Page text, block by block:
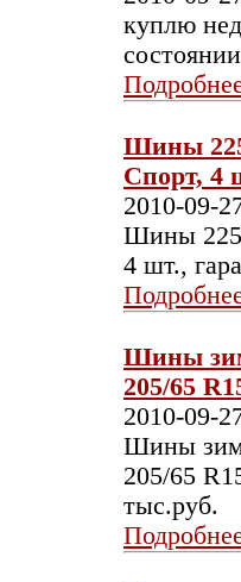
куплю
Шины
Спорт, 4
2010-09-
Шины
4 шт.,
Шины
205/65
2010-09-
Шины
205/65
тыс.руб.